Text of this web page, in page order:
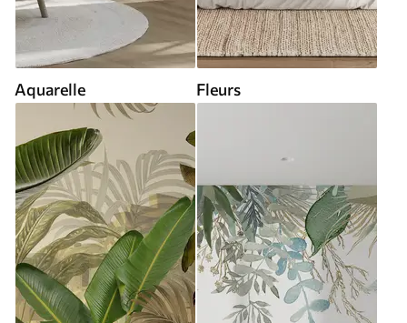
Aquarelle Fleurs